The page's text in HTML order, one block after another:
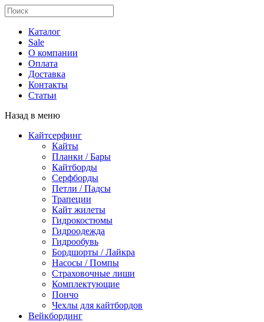
Каталог
Sale
О компании
Оплата
Доставка
Контакты
Статьи
Назад в меню
Кайтсерфинг
Кайты
Планки / Бары
Кайтборды
Серфборды
Петли / Падсы
Трапеции
Кайт жилеты
Гидрокостюмы
Гидроодежда
Гидрообувь
Бордшорты / Лайкра
Насосы / Помпы
Страховочные лиши
Комплектующие
Пончо
Чехлы для кайтбордов
Вейкбординг